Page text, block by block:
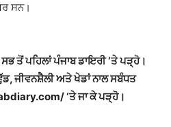
ਸਨ।
ਤੋਂ ਪਹਿਲਾਂ ਪੰਜਾਬ ਡਾਇਰੀ ‘ਤੇ ਪੜ੍ਹੋ।
ਜੀਵਨਸ਼ੈਲੀ ਅਤੇ ਖੇਡਾਂ ਨਾਲ ਸਬੰਧਤ
‘ਤੇ ਜਾ ਕੇ ਪੜ੍ਹੋ।